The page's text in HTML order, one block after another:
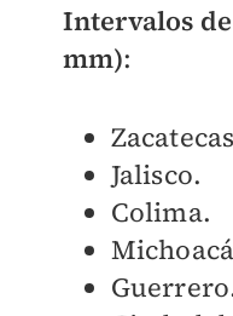
Intervalos
mm):
Jalisco.
Colima.